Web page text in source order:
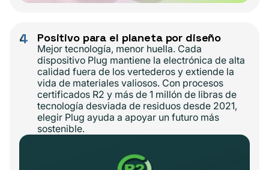
4 Positivo para el planeta por diseño
Mejor tecnología, menor huella. Cada
dispositivo Plug mantiene la electrónica de alta
calidad fuera de los vertederos y extiende la
vida de materiales valiosos. Con procesos
certificados R2 y más de 1 millón de libras de
tecnología desviada de residuos desde 2021,
elegir Plug ayuda a apoyar un futuro más
sostenible.